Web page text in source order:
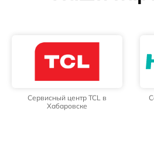
Сервисный центр TCL в
Хабаровске